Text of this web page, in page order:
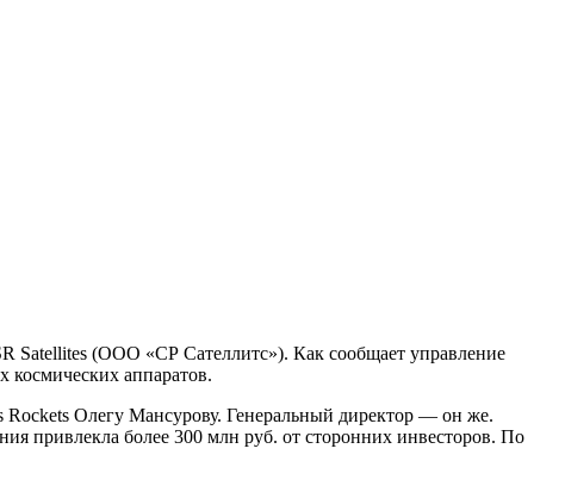
Satellites (ООО «СР Сателлитс»). Как сообщает управление
космических аппаратов.
Олегу Мансурову. Генеральный директор — он же.
привлекла более 300 млн руб. от сторонних инвесторов. По